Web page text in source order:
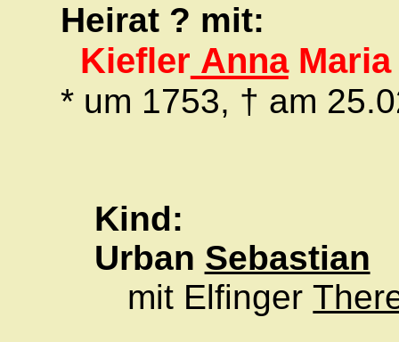
Heirat ? mit:
Kiefler AnnaMaria
* um 1753, † am
Kind:
Urban Sebastian
mit Elfinger